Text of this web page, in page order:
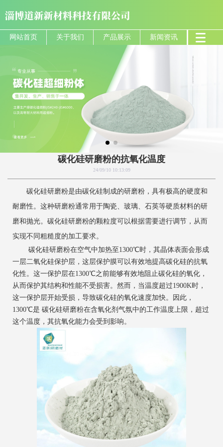
网站首页 关于我们 产品展示 新闻资讯
碳化硅研磨粉的抗氧化温度
24/09/10 10:13:09
‌碳化硅研磨粉是由碳化硅制成的研磨粉，具有极高的硬度和
耐磨性。‌这种研磨粉通常用于陶瓷、玻璃、石英等硬质材料的研
磨和抛光。碳化硅研磨粉的颗粒度可以根据需要进行调节，从而
实现不同粗糙度的加工要求。
碳化硅研磨粉在空气中加热至1300℃时，其晶体表面会形成
一层二氧化硅保护层，这层保护膜可以有效地提高碳化硅的抗氧
化性。这一保护层在1300℃之前能够有效地阻止碳化硅的氧化，
从而保护其结构和性能不受损害。然而，当温度超过1900K时，
这一保护层开始受损，导致碳化硅的氧化速度加快。因此，
1300℃是 碳化硅研磨粉在含氧化剂气氛中的工作温度上限，超过
这个温度，其抗氧化能力会受到影响‌。